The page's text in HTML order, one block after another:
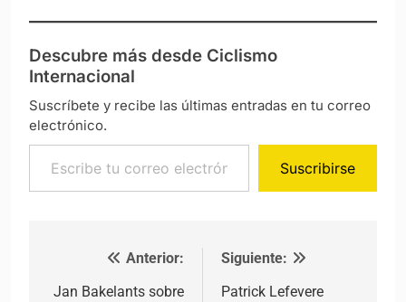
Descubre más desde Ciclismo
Internacional
Suscríbete y recibe las últimas entradas en tu correo
electrónico.
Escribe tu correo electrónico…
Suscribirse
Navegación de entradas
Anterior:
Jan Bakelants sobre
Siguiente:
Patrick Lefevere